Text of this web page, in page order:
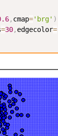
, cmap='brg' )
=30, edgecolor=